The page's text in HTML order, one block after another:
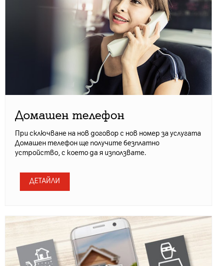
Домашен телефон
При сключване на нов договор с нов номер за услугата
Домашен телефон ще получите безплатно
устройство, с което да я използвате.
ДЕТАЙЛИ